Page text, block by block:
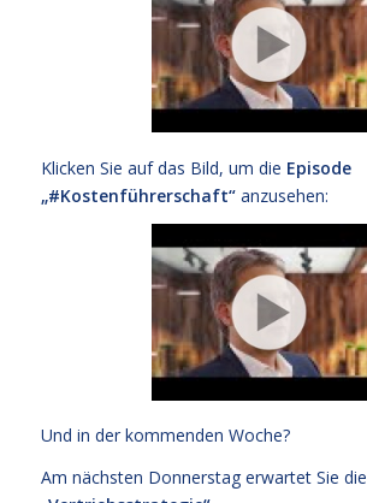
Klicken Sie auf das Bild, um die Episode
„#Kostenführerschaft“anzusehen:
Und in der kommenden Woche?
Am nächsten Donnerstag erwartet Sie die